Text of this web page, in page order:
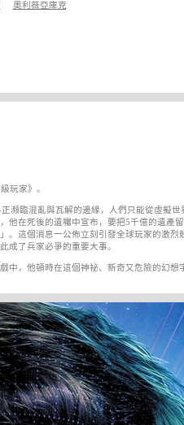
奧利薇亞庫克
玩家》。
瀕臨混亂與瓦解的邊緣，人們只能從虛擬
在死後的遺囑中宣布，要把5千億的遺產
。這個消息一公佈立刻引發全球玩家的激烈
成了兵家必爭的重要大事。
中，他頓時在這個神祕、新奇又危險的幻想